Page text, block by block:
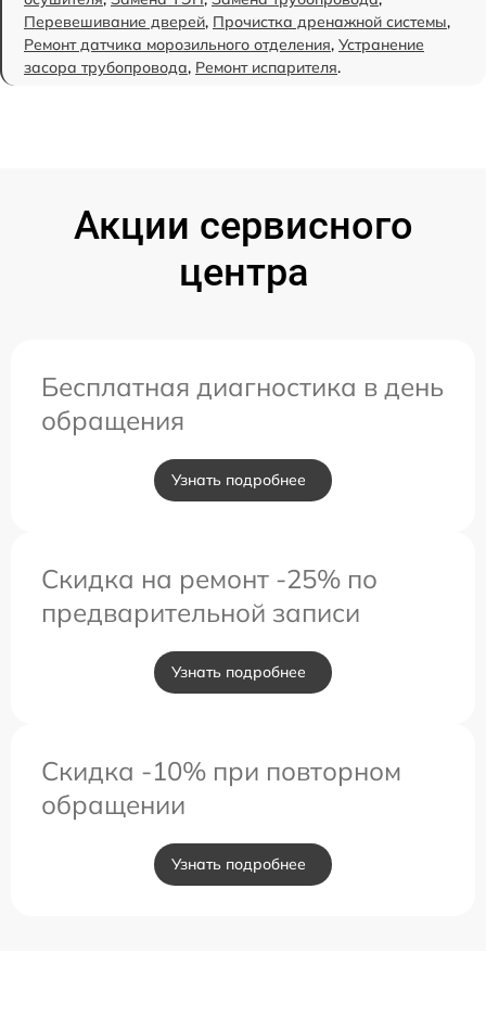
Перевешивание дверей, Прочистка дренажной системы,
Ремонт датчика морозильного отделения, Устранение
засора трубопровода, Ремонт испарителя.
Акции сервисного
центра
Бесплатная диагностика в день
обращения
Узнать подробнее
Скидка на ремонт -25% по
предварительной записи
Узнать подробнее
Скидка -10% при повторном
обращении
Узнать подробнее